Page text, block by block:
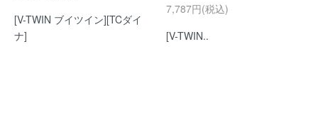
[V-TWIN ブイツイン][TCダイ
ナ]
7,787円(税込)
[V-TWIN..